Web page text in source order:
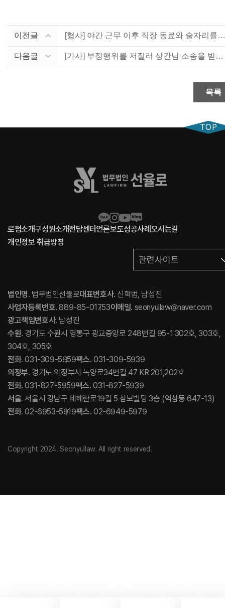
이전글 [형사] 야간 근무 이후 직장 동료와 술자리를 갖고 잠....
다음글 [가사] 부정행위를 저질러 상간남 소송을 받은 사안(이....
목록
로펌소개구성원소개전담센터언론보도성공사례 오시는길
개인정보 취급방침
관련사이트
법인명. 법무법인선율로대표변호사. 신혁범, 남성진
사업자등록번호. 889-85-01753이메일. seonyullaw@naver.com
광고책임변호사. 남성진
수원. 경기도 수원시 영통구 광교중앙로 248번길 95-1 302호, 303호,
304호, 305호
전화. 031-309-5959팩스. 031-309-5939
의정부. 경기도 의정부시 녹양로34번길 47 KR 201,202호
전화. 031-827-5959팩스. 031-827-5939
서울. 서울시 강남구 테헤란로19길 5 삼보빌딩 3층 (역삼동 647-13)
전화. 02-6953-5919팩스. 02-6949-5979
Copyright 2024. Seonyullaw. All right reserved.
TOP